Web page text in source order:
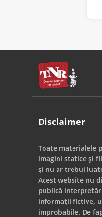
Disclaimer
Toate materialele
imagini statice și
și nu ar trebui
Acest website nu
publică
informații fictive,
improbabile. De